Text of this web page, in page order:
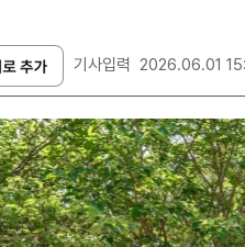
기사입력 2026.06.01